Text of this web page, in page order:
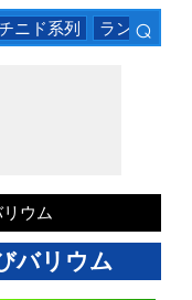
ニド系列 ランタニド
⌕
ウム
バリウム